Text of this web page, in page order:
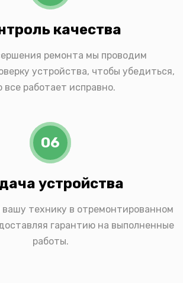
качества
ремонта мы проводим
устройства, чтобы убедиться,
все работает исправно.
06
устройства
технику в отремонтированном
гарантию на выполненные
работы.